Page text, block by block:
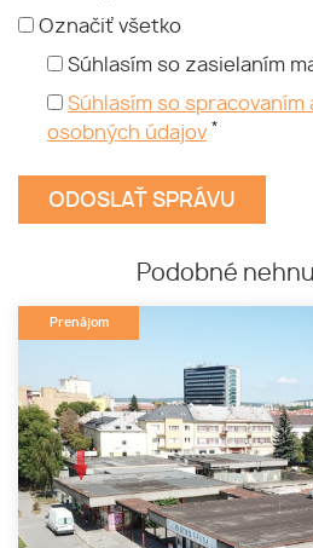
Označiť všetko
Súhlasím so zasielaním
Súhlasím so spracovaním
osobných údajov *
Podobné
Prenájom